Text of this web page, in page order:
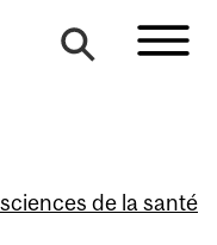
de la santé